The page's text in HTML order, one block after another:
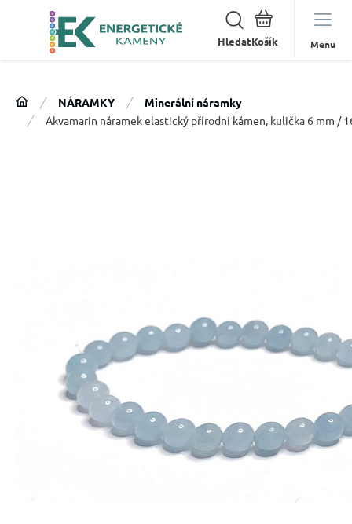
Hledat Menu
NÁRAMKY
Minerální náramky
Akvamarin náramek elastický přírodní kámen, kulička 6 mm /